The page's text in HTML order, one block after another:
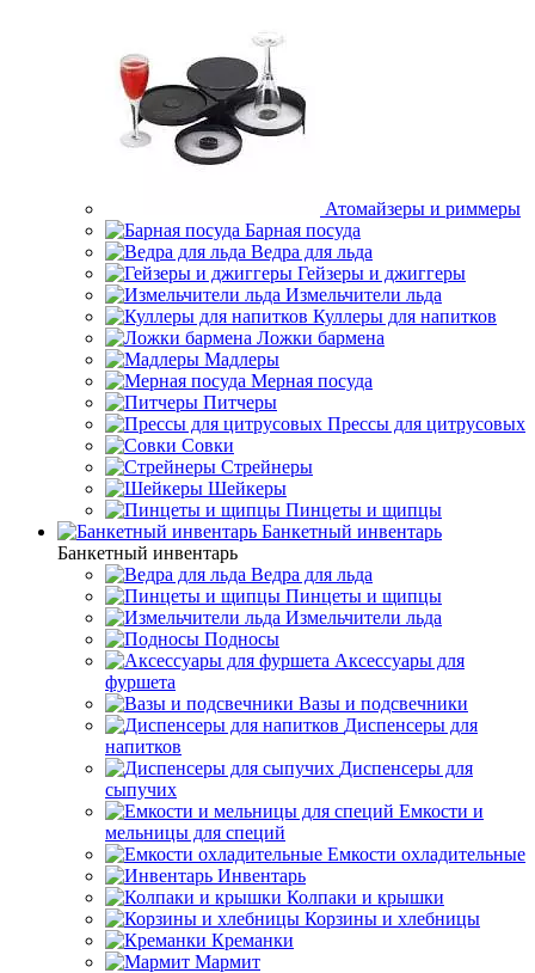
Атомайзеры и риммеры
Барная посуда
Ведра для льда
Гейзеры и джиггеры
Измельчители льда
Куллеры для напитков
Ложки бармена
Мадлеры
Мерная посуда
Питчеры
Прессы для цитрусовых
Совки
Стрейнеры
Шейкеры
Пинцеты и щипцы
Банкетный инвентарь
Банкетный инвентарь
Ведра для льда
Пинцеты и щипцы
Измельчители льда
Подносы
Аксессуары для
фуршета
Вазы и подсвечники
Диспенсеры для
напитков
Диспенсеры для
сыпучих
Емкости и
мельницы для специй
Емкости охладительные
Инвентарь
Колпаки и крышки
Корзины и хлебницы
Креманки
Мармит